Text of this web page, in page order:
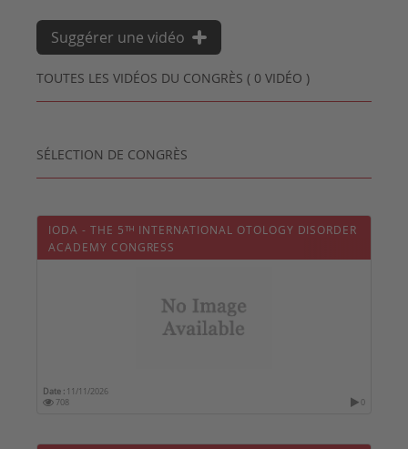
TOUTES LES VIDÉOS DU CONGRÈS ( 0 VIDÉO )
Suggérer une vidéo
SÉLECTION DE CONGRÈS
IODA - THE 5ᵀᴴ INTERNATIONAL OTOLOGY DISORDER
ACADEMY CONGRESS
Date : 11/11/2026
708
0